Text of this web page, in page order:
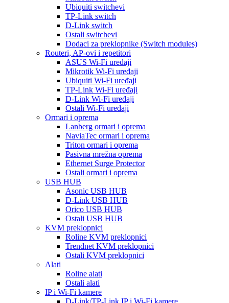
Ubiquiti switchevi
TP-Link switch
D-Link switch
Ostali switchevi
Dodaci za preklopnike (Switch modules)
Routeri, AP-ovi i repetitori
ASUS Wi-Fi uređaji
Mikrotik Wi-Fi uređaji
Ubiquiti Wi-Fi uređaji
TP-Link Wi-Fi uređaji
D-Link Wi-Fi uređaji
Ostali Wi-Fi uređaji
Ormari i oprema
Lanberg ormari i oprema
NaviaTec ormari i oprema
Triton ormari i oprema
Pasivna mrežna oprema
Ethernet Surge Protector
Ostali ormari i oprema
USB HUB
Asonic USB HUB
D-Link USB HUB
Orico USB HUB
Ostali USB HUB
KVM preklopnici
Roline KVM preklopnici
Trendnet KVM preklopnici
Ostali KVM preklopnici
Alati
Roline alati
Ostali alati
IP i Wi-Fi kamere
D-Link/TP-Link IP i Wi-Fi kamere